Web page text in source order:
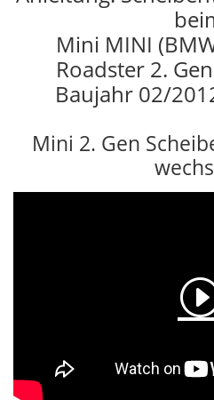
Mini MINI
Roadster 2.
Baujahr 02/
Mini 2. Gen